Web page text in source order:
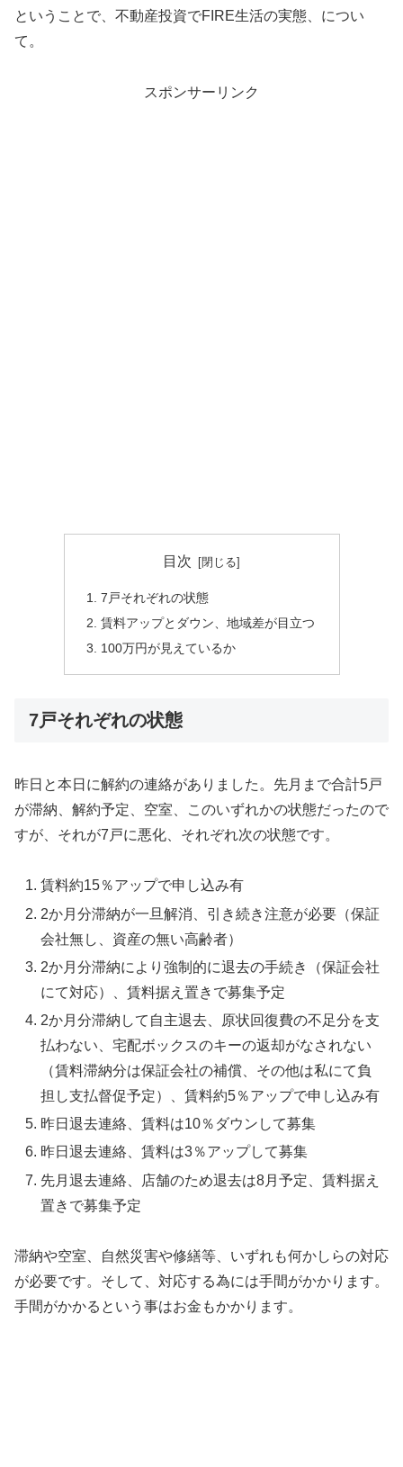
ということで、不動産投資でFIRE生活の実態、につい
て。
スポンサーリンク
目次
7戸それぞれの状態
賃料アップとダウン、地域差が目立つ
100万円が見えているか
7戸それぞれの状態
昨日と本日に解約の連絡がありました。先月まで合計5戸
が滞納、解約予定、空室、このいずれかの状態だったので
すが、それが7戸に悪化、それぞれ次の状態です。
賃料約15％アップで申し込み有
2か月分滞納が一旦解消、引き続き注意が必要（保証
会社無し、資産の無い高齢者）
2か月分滞納により強制的に退去の手続き（保証会社
にて対応）、賃料据え置きで募集予定
2か月分滞納して自主退去、原状回復費の不足分を支
払わない、宅配ボックスのキーの返却がなされない
（賃料滞納分は保証会社の補償、その他は私にて負
担し支払督促予定）、賃料約5％アップで申し込み有
昨日退去連絡、賃料は10％ダウンして募集
昨日退去連絡、賃料は3％アップして募集
先月退去連絡、店舗のため退去は8月予定、賃料据え
置きで募集予定
滞納や空室、自然災害や修繕等、いずれも何かしらの対応
が必要です。そして、対応する為には手間がかかります。
手間がかかるという事はお金もかかります。